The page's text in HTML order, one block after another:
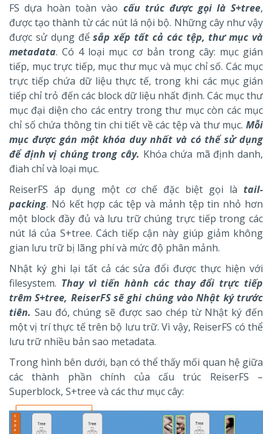
FS dựa hoàn toàn vào cấu trúc được gọi là S+tree,
được tạo thành từ các nút lá nội bộ. Những cây như vậy
được sử dụng đểsắp xếp tất cả các tệp, thư mục và
metadata. Có 4 loại mục cơ bản trong cây: mục gián
tiếp, mục trực tiếp, mục thư mục và mục chỉ số. Các mục
trực tiếp chứa dữ liệu thực tế, trong khi các mục gián
tiếp chỉ trỏ đến các block dữ liệu nhất định. Các mục thư
mục đại diện cho các entry trong thư mục còn các mục
chỉ số chứa thông tin chi tiết về các tệp và thư mục. Mỗi
mục được gán một khóa duy nhất và có thể sử dụng
để định vị chúng trong cây. Khóa chứa mã định danh,
điah chỉ và loại mục.
ReiserFS áp dụng một cơ chế đặc biệt gọi là tail-
packing. Nó kết hợp các tệp và mảnh tệp tin nhỏ hơn
một block đầy đủ và lưu trữ chúng trực tiếp trong các
nút lá của S+tree. Cách tiếp cận này giúp giảm không
gian lưu trữ bị lãng phí và mức độ phân mảnh.
Nhật ký ghi lại tất cả các sửa đổi được thực hiện với
filesystem. Thay vì tiến hành các thay đổi trực tiếp
trêm S+tree, ReiserFS sẽ ghi chúng vào Nhật ký trước
tiên. Sau đó, chúng sẽ được sao chép từ Nhật ký đến
một vị trí thực tế trên bộ lưu trữ. Vì vậy, ReiserFS có thể
lưu trữ nhiều bản sao metadata.
Trong hình bên dưới, bạn có thể thấy mối quan hệ giữa
các thành phần chính của cấu trúc ReiserFS –
Superblock, S+tree và các thư mục cây: